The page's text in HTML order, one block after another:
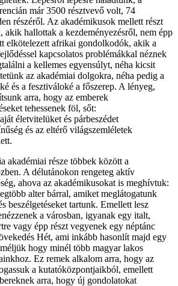
már 3500 résztvevő volt, 74
részéről. Az akadémikusok mellett részt
akik hallottak a kezdeményezésről, nem épp
elkötelezett afrikai gondolkodók, akik a
kapcsolatos problémákkal néznek
a kellemes egyensúlyt, néha kicsit
az akadémiai dolgokra, néha pedig a
és a fesztiváloké a főszerep. A lényeg,
arra, hogy az emberek
tehessenek föl, sőt:
életvitelüket és párbeszédet
és az eltérő világszemléletek
akadémiai része többek között a
A délutánokon rengeteg aktív
ahova az akadémikusokat is meghívtuk:
alter bárral, amiket meglátogatunk
beszélgetéseket tartunk. Emellett lesz
a városban, igyanak egy italt,
vagy épp részt vegyenek egy néptánc
Hét, ami inkább hasonlít majd egy
hogy minél több magyar lakos
Ez remek alkalom arra, hogy az
a kutatóközpontjaikból, emellett
arra, hogy új gondolatokat